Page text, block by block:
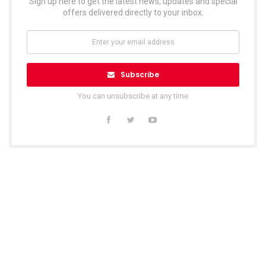
offers delivered directly to your inbox.
Subscribe
You can unsubscribe at any time